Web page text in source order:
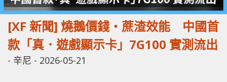
[XF 新聞] 燒鵝價錢‧蔗渣效能 中國首
款「真．遊戲顯示卡」7G100 實測流出
- 辛尼 - 2026-05-21